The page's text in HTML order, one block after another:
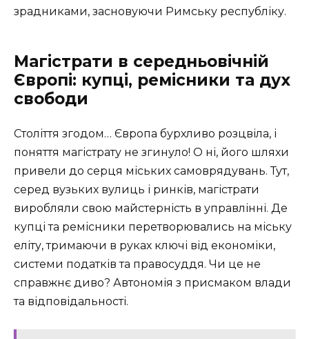
зрадниками, засновуючи Римську республіку.
Магістрати в середньовічній
Європі: купці, ремісники та дух
свободи
Століття згодом… Європа бурхливо розцвіла, і
поняття магістрату не згинуло! О ні, його шляхи
привели до серця міських самоврядувань. Тут,
серед вузьких вулиць і ринків, магістрати
виробляли свою майстерність в управлінні. Де
купці та ремісники перетворювались на міську
еліту, тримаючи в руках ключі від економіки,
системи податків та правосуддя. Чи це не
справжнє диво? Автономія з присмаком влади
та відповідальності.